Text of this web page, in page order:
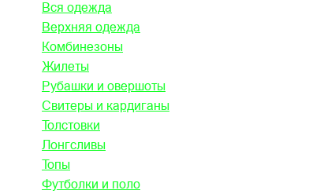
Вся одежда
Верхняя одежда
Комбинезоны
Жилеты
Рубашки и овершоты
Свитеры и кардиганы
Толстовки
Лонгсливы
Топы
Футболки и поло